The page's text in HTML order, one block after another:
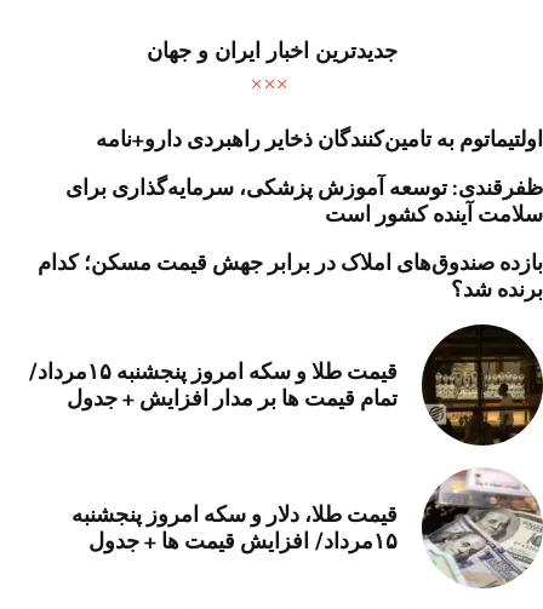
جدیدترین اخبار ایران و جهان
اولتیماتوم به تامین‌کنندگان ذخایر راهبردی دارو+نامه
ظفرقندی: توسعه آموزش پزشکی، سرمایه‌گذاری برای
سلامت آینده کشور است
بازده صندوق‌های املاک در برابر جهش قیمت مسکن؛ کدام
برنده شد؟
قیمت طلا و سکه امروز پنجشنبه ۱۵مرداد/
تمام قیمت ها بر مدار افزایش + جدول
قیمت طلا، دلار و سکه امروز پنجشنبه
۱۵مرداد/ افزایش قیمت ها + جدول